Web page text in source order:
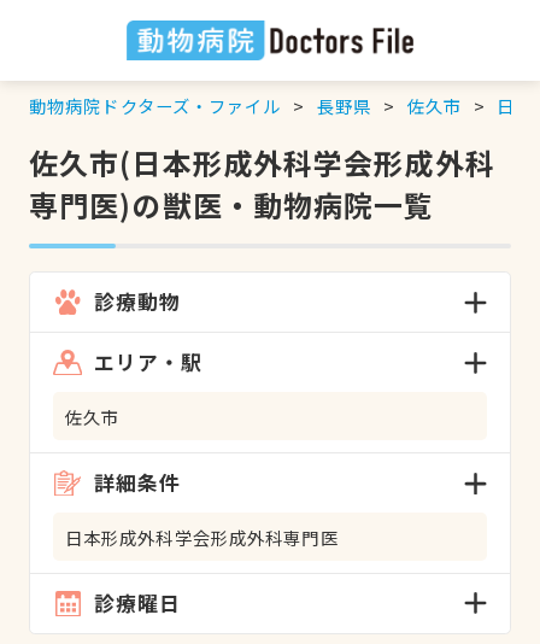
動物病院ドクターズ・ファイル 長野県 佐久市 日本
佐久市(日本形成外科学会形成外科
専門医)の獣医・動物病院一覧
診療動物
エリア・駅
佐久市
詳細条件
日本形成外科学会形成外科専門医
診療曜日